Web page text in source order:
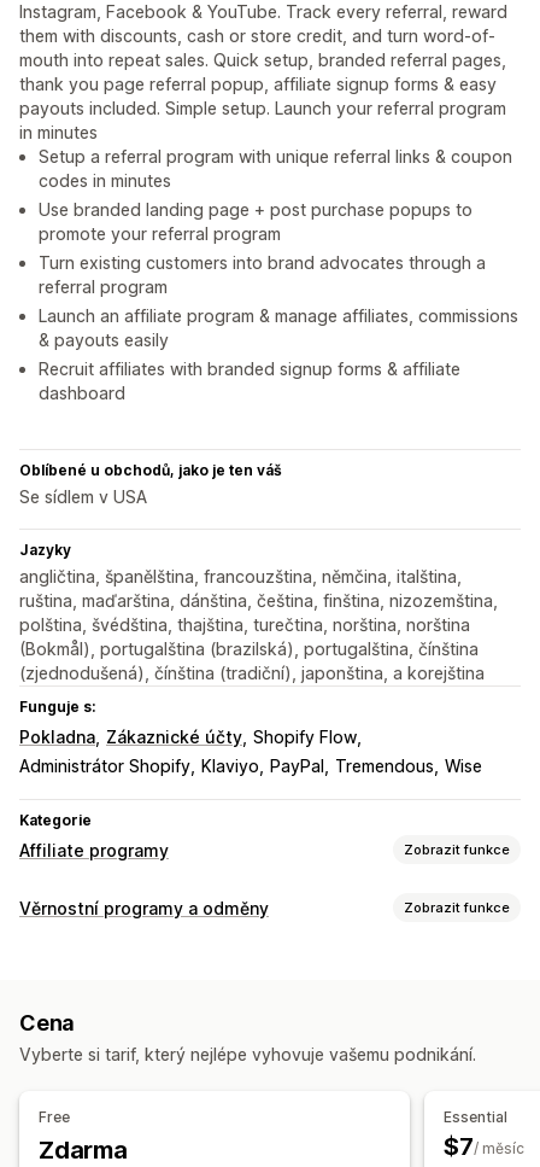
Instagram, Facebook & YouTube. Track every referral, reward
them with discounts, cash or store credit, and turn word-of-
mouth into repeat sales. Quick setup, branded referral pages,
thank you page referral popup, affiliate signup forms & easy
payouts included. Simple setup. Launch your referral program
in minutes
Setup a referral program with unique referral links & coupon
codes in minutes
Use branded landing page + post purchase popups to
promote your referral program
Turn existing customers into brand advocates through a
referral program
Launch an affiliate program & manage affiliates, commissions
& payouts easily
Recruit affiliates with branded signup forms & affiliate
dashboard
Oblíbené u obchodů, jako je ten váš
Se sídlem v USA
Jazyky
angličtina, španělština, francouzština, němčina, italština,
ruština, maďarština, dánština, čeština, finština, nizozemština,
polština, švédština, thajština, turečtina, norština, norština
(Bokmål), portugalština (brazilská), portugalština, čínština
(zjednodušená), čínština (tradiční), japonština, a korejština
Funguje s:
Pokladna Zákaznické účty Shopify Flow
Administrátor Shopify
Klaviyo PayPal Tremendous Wise
Kategorie
Affiliate programy Zobrazit funkce
Možnosti provize
Správa referralů
Automatické sledování
Automaticky otevíraná okna po nákupu
Věrnostní programy a odměny Zobrazit funkce
Vlastní programy
Cena
Vyberte si tarif, který nejlépe vyhovuje vašemu podnikání.
Free
Zdarma
Essential
$7/ měsíc